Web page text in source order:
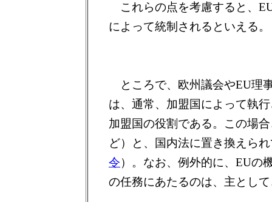
これらの点を考慮すると、
によって統制されるといえる。
ところで、欧州議会やEU理
は、通常、加盟国によって執
加盟国の役割である。この場
ど）と、国内法に置き換えら
令）。なお、例外的に、EUの
の任務にあたるのは、主とし